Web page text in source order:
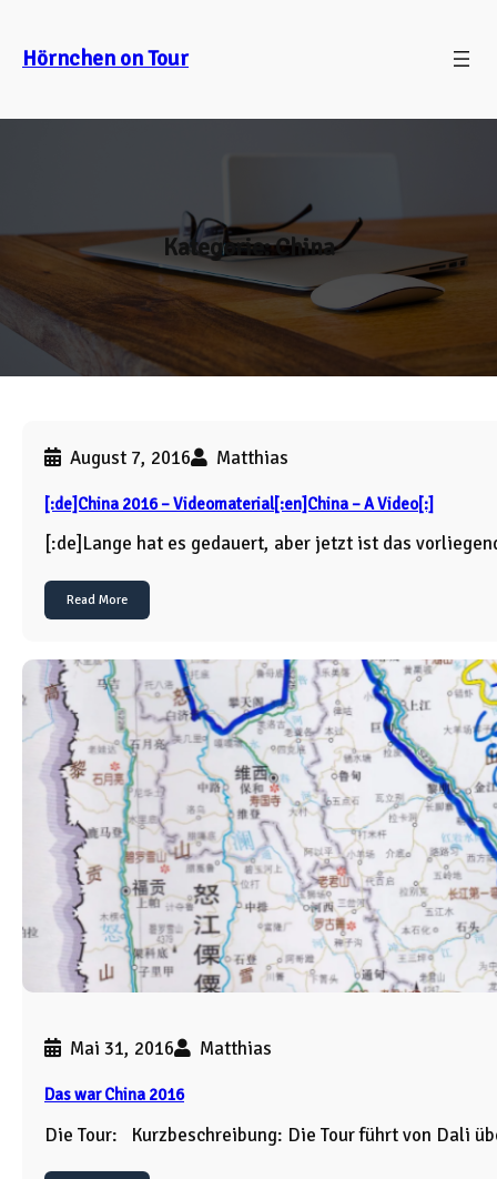
springen
Hörnchen on Tour
Kategorie:China
August 7, 2016 Matthias
[:de]China 2016 – Videomaterial[:en]China – A Video[:]
[:de]Lange hat es gedauert, aber jetzt ist das
Read More
Mai 31, 2016 Matthias
Das war China 2016
Die Tour: Kurzbeschreibung: Die Tour führt von Dali